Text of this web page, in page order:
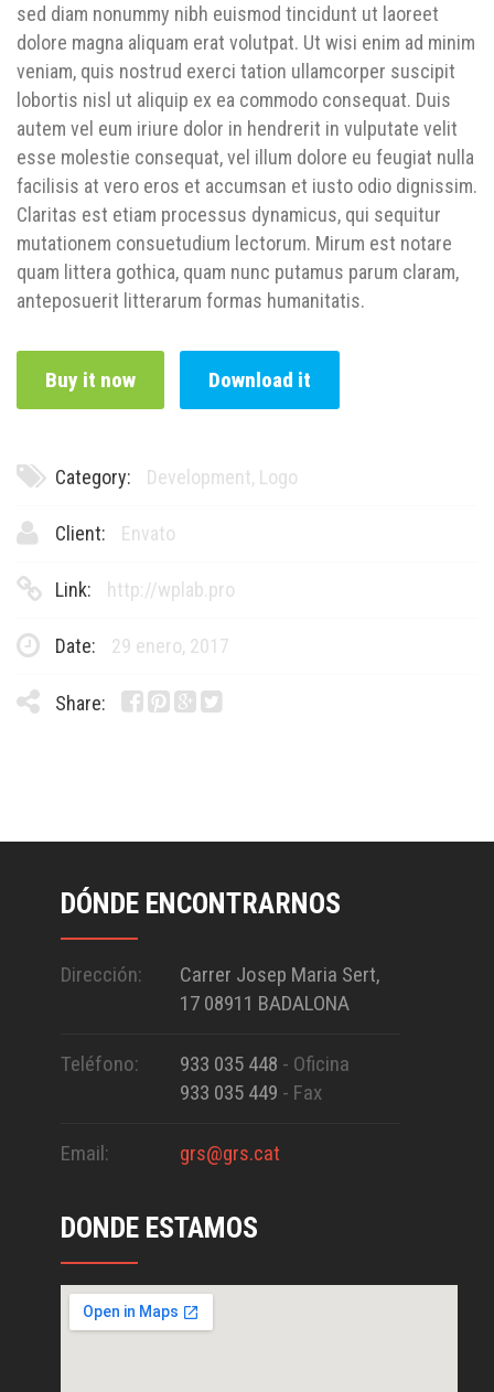
sed diam nonummy nibh euismod tincidunt ut laoreet
dolore magna aliquam erat volutpat. Ut wisi enim ad minim
veniam, quis nostrud exerci tation ullamcorper suscipit
lobortis nisl ut aliquip ex ea commodo consequat. Duis
autem vel eum iriure dolor in hendrerit in vulputate velit
esse molestie consequat, vel illum dolore eu feugiat nulla
facilisis at vero eros et accumsan et iusto odio dignissim.
Claritas est etiam processus dynamicus, qui sequitur
mutationem consuetudium lectorum. Mirum est notare
quam littera gothica, quam nunc putamus parum claram,
anteposuerit litterarum formas humanitatis.
Buy it now Download it
Category: Development, Logo
Client: Envato
Link: http://wplab.pro
Date: 29 enero, 2017
Share:
DÓNDE ENCONTRARNOS
Dirección:
Carrer Josep Maria Sert,
17 08911 BADALONA
Teléfono: 933 035 448 - Oficina
933 035 449 - Fax
Email: grs@grs.cat
DONDE ESTAMOS